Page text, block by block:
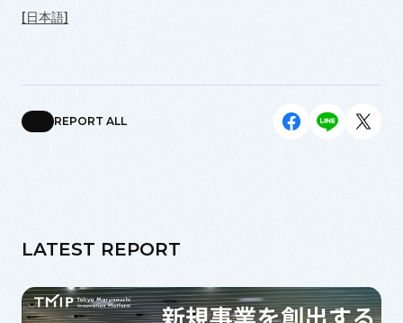
[日本語]
REPORT ALL
LATEST REPORT